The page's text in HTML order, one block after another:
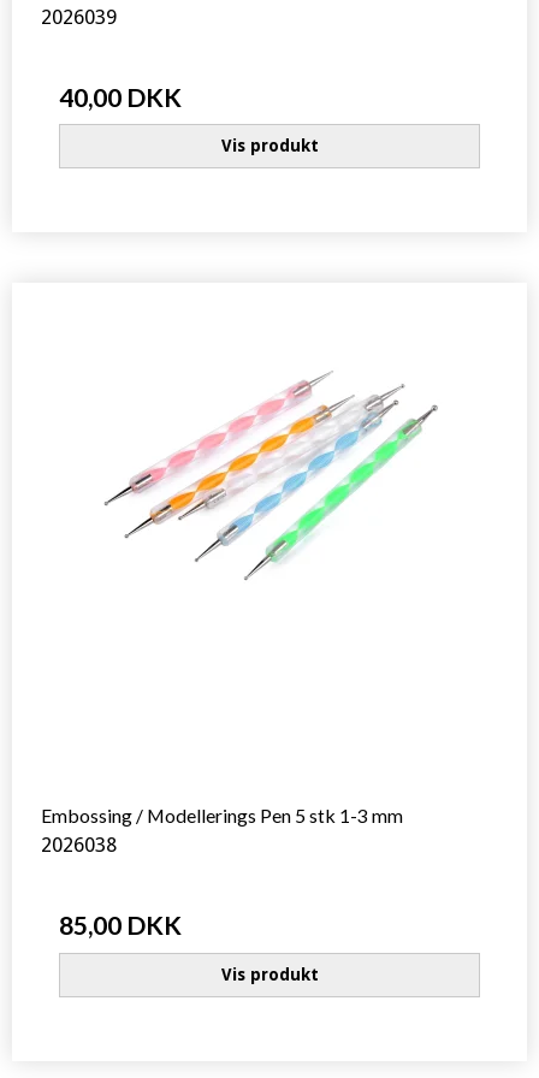
2026039
40,00 DKK
Vis produkt
Embossing / Modellerings Pen 5 stk 1-3 mm
2026038
85,00 DKK
Vis produkt